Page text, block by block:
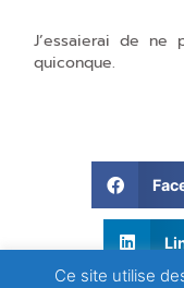
J’essaierai de ne
quiconque.
Ce site utilise